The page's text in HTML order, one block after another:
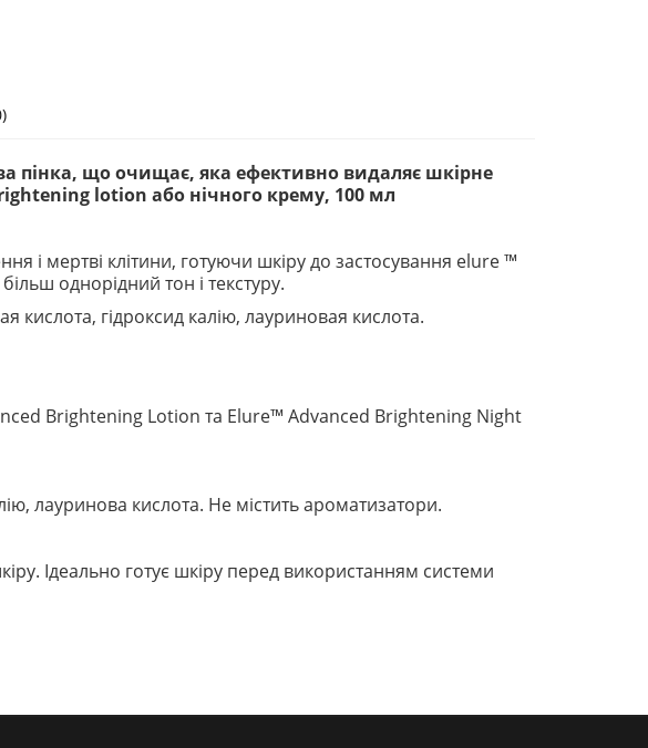
пінка, що очищає, яка ефективно видаляє шкірне
lotion або нічного крему, 100 мл
і мертві клітини, готуючи шкіру до застосування elure ™
однорідний тон і текстуру.
кислота, гідроксид калію, лауриновая кислота.
Brightening Lotion та Elure™ Advanced Brightening Night
лауринова кислота. Не містить ароматизатори.
Ідеально готує шкіру перед використанням системи